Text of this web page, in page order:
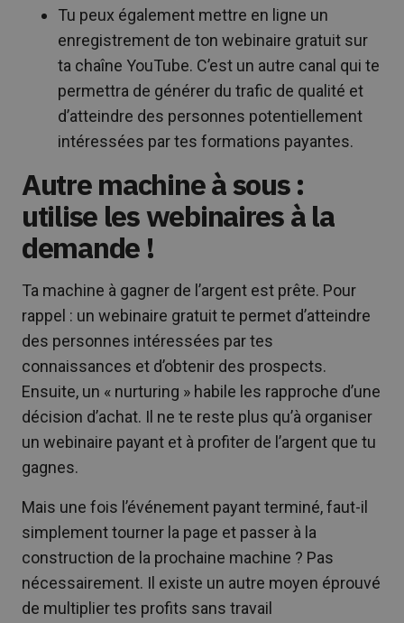
Tu peux également mettre en ligne un
enregistrement de ton webinaire gratuit sur
ta chaîne YouTube. C’est un autre canal qui te
permettra de générer du trafic de qualité et
d’atteindre des personnes potentiellement
intéressées par tes formations payantes.
Autre machine à sous :
utilise les webinaires à la
demande !
Ta machine à gagner de l’argent est prête. Pour
rappel : un webinaire gratuit te permet d’atteindre
des personnes intéressées par tes
connaissances et d’obtenir des prospects.
Ensuite, un « nurturing » habile les rapproche d’une
décision d’achat. Il ne te reste plus qu’à organiser
un webinaire payant et à profiter de l’argent que tu
gagnes.
Mais une fois l’événement payant terminé, faut-il
simplement tourner la page et passer à la
construction de la prochaine machine ? Pas
nécessairement. Il existe un autre moyen éprouvé
de multiplier tes profits sans travail